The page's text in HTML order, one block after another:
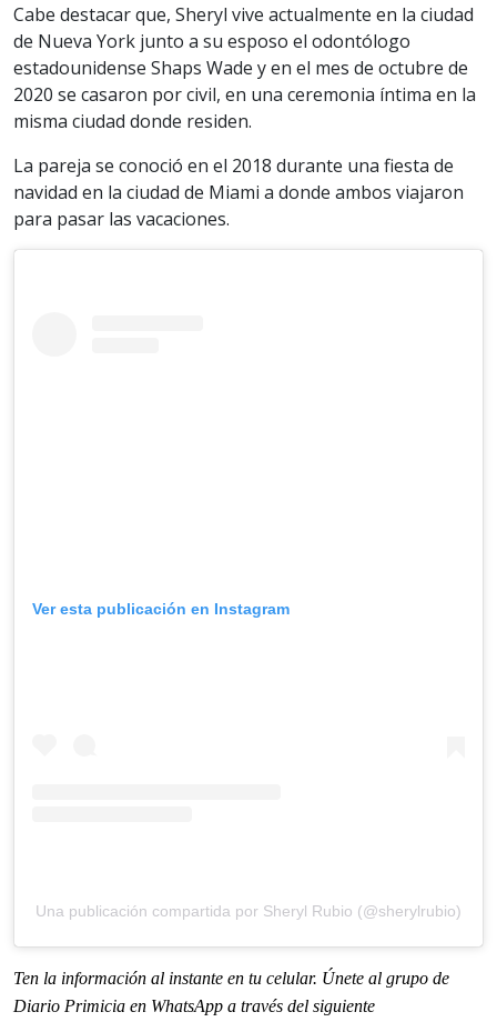
Cabe destacar que, Sheryl vive actualmente en la ciudad
de Nueva York junto a su esposo el odontólogo
estadounidense Shaps Wade y en el mes de octubre de
2020 se casaron por civil, en una ceremonia íntima en la
misma ciudad donde residen.
La pareja se conoció en el 2018 durante una fiesta de
navidad en la ciudad de Miami a donde ambos viajaron
para pasar las vacaciones.
Ver esta publicación en Instagram
Una publicación compartida por Sheryl Rubio (@sherylrubio)
Ten la información al instante en tu celular. Únete al grupo de
Diario Primicia en WhatsApp a través del siguiente